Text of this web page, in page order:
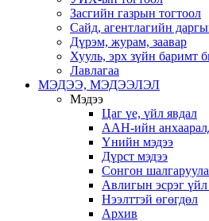
Засгийн газрын тогтоол
Сайд, агентлагийн
Дүрэм, журам, заавар
Хууль, эрх зүйн баримт
Лавлагаа
МЭДЭЭ, МЭДЭЭЛЭЛ
Мэдээ
Цаг үе, үйл явдал
ААН-ийн
Үнийн мэдээ
Дүрст мэдээ
Сонгон
Авлигын эсрэг үйл
Нээлттэй өгөгдөл
Архив